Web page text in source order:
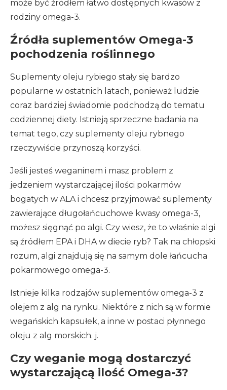
może być źródłem łatwo dostępnych kwasów z
rodziny omega-3.
Źródła suplementów Omega-3
pochodzenia roślinnego
Suplementy oleju rybiego stały się bardzo
popularne w ostatnich latach, ponieważ ludzie
coraz bardziej świadomie podchodzą do tematu
codziennej diety. Istnieją sprzeczne badania na
temat tego, czy suplementy oleju rybnego
rzeczywiście przynoszą korzyści.
Jeśli jesteś weganinem i masz problem z
jedzeniem wystarczającej ilości pokarmów
bogatych w ALA i chcesz przyjmować suplementy
zawierające długołańcuchowe kwasy omega-3,
możesz sięgnąć po algi. Czy wiesz, że to właśnie algi
są źródłem EPA i DHA w diecie ryb? Tak na chłopski
rozum, algi znajdują się na samym dole łańcucha
pokarmowego omega-3.
Istnieje kilka rodzajów suplementów omega-3 z
olejem z alg na rynku. Niektóre z nich są w formie
wegańskich kapsułek, a inne w postaci płynnego
oleju z alg morskich. j.
Czy weganie mogą dostarczyć
wystarczającą ilość Omega-3?